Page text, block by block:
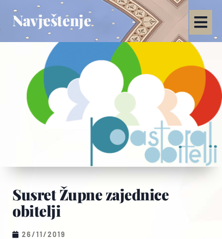
Navještenje
Susret Župne zajednice
obitelji
26/11/2019